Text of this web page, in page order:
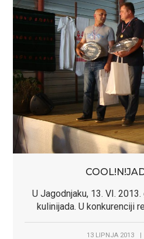
U Jagodnjaku, 13. VI.
kulinijada. U konkurenciji
13 LIPNJA 2013